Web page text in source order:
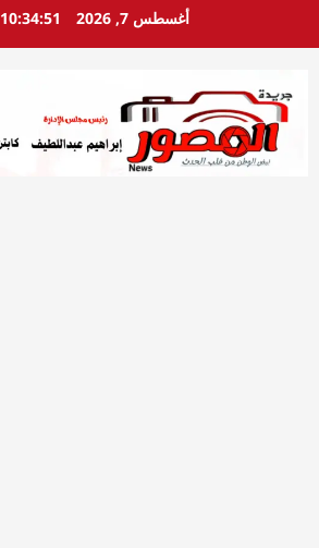
أغسطس 7, 2026 10:34:52 PM